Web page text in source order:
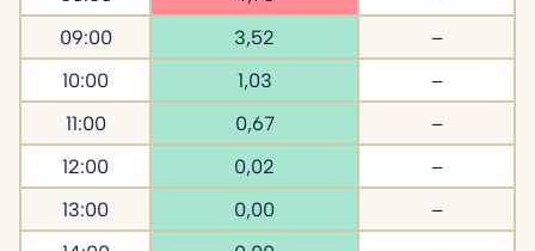
09:00
3,52
–
10:00
1,03
–
11:00
0,67
–
12:00
0,02
–
13:00
0,00
–